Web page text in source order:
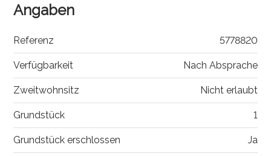
Angaben
Referenz 5778820
Verfügbarkeit Nach Absprache
Zweitwohnsitz Nicht erlaubt
Grundstück 1
Grundstück erschlossen Ja